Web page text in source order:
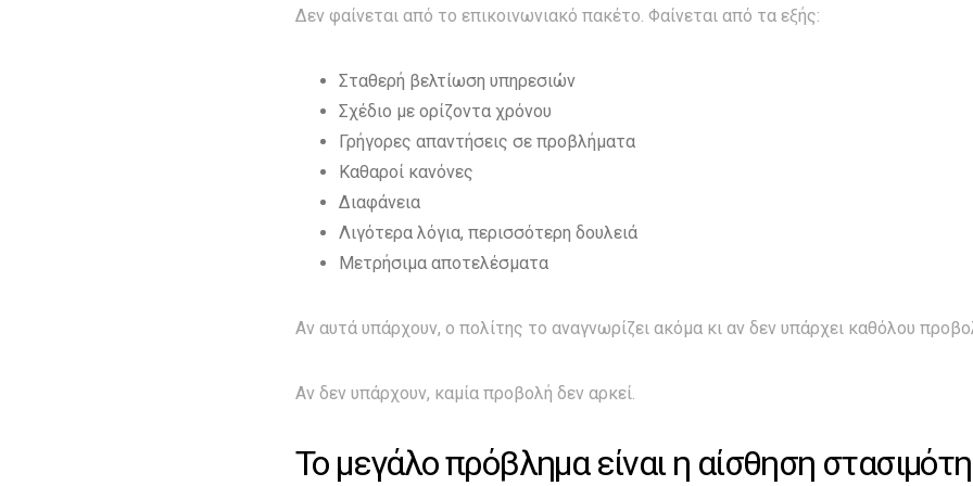
Δεν φαίνεται από το επικοινωνιακό πακέτο. Φαίνεται από τα εξής:
Σταθερή βελτίωση υπηρεσιών
Σχέδιο με ορίζοντα χρόνου
Γρήγορες απαντήσεις σε προβλήματα
Καθαροί κανόνες
Διαφάνεια
Λιγότερα λόγια, περισσότερη δουλειά
Μετρήσιμα αποτελέσματα
Αν αυτά υπάρχουν, ο πολίτης το αναγνωρίζει ακόμα κι αν δεν υπάρχει καθόλου
Αν δεν υπάρχουν, καμία προβολή δεν αρκεί.
Το μεγάλο πρόβλημα είναι η αίσθηση